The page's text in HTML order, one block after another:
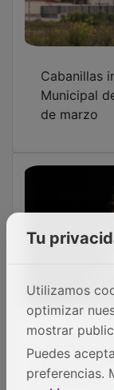
Municipal
de marzo
La escritora
prólogo
Cabanillas
Tu
Utilizamos
optimizar
mostrar
Puedes
preferencias.